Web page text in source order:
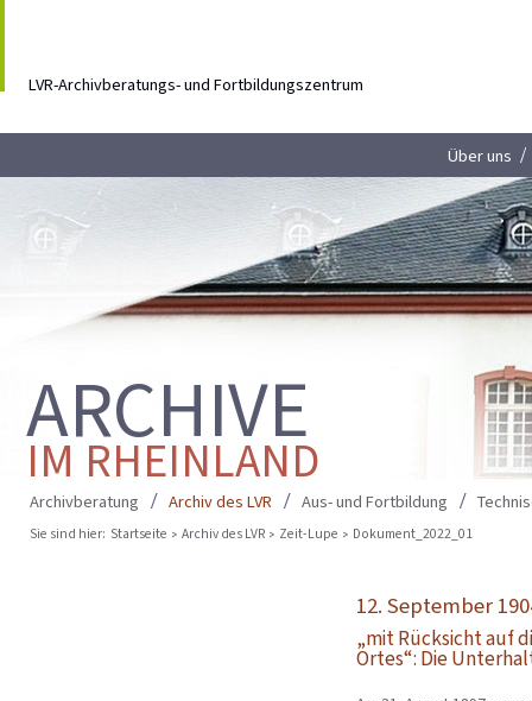
LVR-Archivberatungs- und Fortbildungszentrum
Über uns
ARCHIVE
IM RHEINLAND
Archivberatung Archiv des LVR Aus- und Fortbildung
Sie sind hier: Startseite Archiv des LVR Zeit-Lupe Dokument_2022_01
12. September
„mit Rücksicht auf
Ortes“: Die